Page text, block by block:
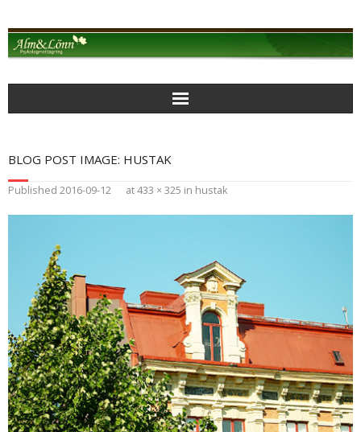
AKTUELLT
PSYKOLOGISK BEHANDLING
BEARBETANDE PSYKOTERAPI
FOKUSERAD KORTTIDSTERAPI
FÖRÄLDRASAMTAL
KBT-BEHANDLING
BLOG POST IMAGE: HUSTAK
Published 2016-09-12 at433 × 325 in hustak